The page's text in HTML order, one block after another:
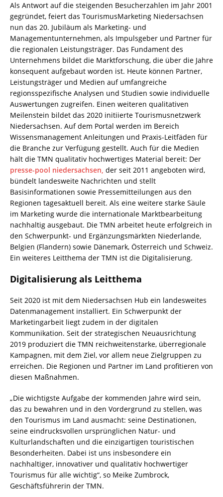
Als Antwort auf die steigenden Besucherzahlen im Jahr 2001
gegründet, feiert das TourismusMarketing Niedersachsen
nun das 20. Jubiläum als Marketing- und
Managementunternehmen, als Impulsgeber und Partner für
die regionalen Leistungsträger. Das Fundament des
Unternehmens bildet die Marktforschung, die über die Jahre
konsequent aufgebaut worden ist. Heute können Partner,
Leistungsträger und Medien auf umfangreiche
regionsspezifische Analysen und Studien sowie individuelle
Auswertungen zugreifen. Einen weiteren qualitativen
Meilenstein bildet das 2020 initiierte Tourismusnetzwerk
Niedersachsen. Auf dem Portal werden im Bereich
Wissensmanagement Anleitungen und Praxis-Leitfäden für
die Branche zur Verfügung gestellt. Auch für die Medien
hält die TMN qualitativ hochwertiges Material bereit: Der
presse-pool niedersachsen, der seit 2011 angeboten wird,
bündelt landesweite Nachrichten und stellt
Basisinformationen sowie Pressemitteilungen aus den
Regionen tagesaktuell bereit. Als eine weitere starke Säule
im Marketing wurde die internationale Marktbearbeitung
nachhaltig ausgebaut. Die TMN arbeitet heute erfolgreich in
den Schwerpunkt- und Ergänzungsmärkten Niederlande,
Belgien (Flandern) sowie Dänemark, Österreich und Schweiz.
Ein weiteres Leitthema der TMN ist die Digitalisierung.
Digitalisierung als Leitthema
Seit 2020 ist mit dem Niedersachsen Hub ein landesweites
Datenmanagement installiert. Ein Schwerpunkt der
Marketingarbeit liegt zudem in der digitalen
Kommunikation. Seit der strategischen Neuausrichtung
2019 produziert die TMN reichweitenstarke, überregionale
Kampagnen, mit dem Ziel, vor allem neue Zielgruppen zu
erreichen. Die Regionen und Partner im Land profitieren von
diesen Maßnahmen.
„Die wichtigste Aufgabe der kommenden Jahre wird sein,
das zu bewahren und in den Vordergrund zu stellen, was
den Tourismus im Land ausmacht: seine Destinationen,
seine eindrucksvollen ursprünglichen Natur- und
Kulturlandschaften und die einzigartigen touristischen
Besonderheiten. Dabei ist uns insbesondere ein
nachhaltiger, innovativer und qualitativ hochwertiger
Tourismus für alle wichtig“, so Meike Zumbrock,
Geschäftsführerin der TMN.